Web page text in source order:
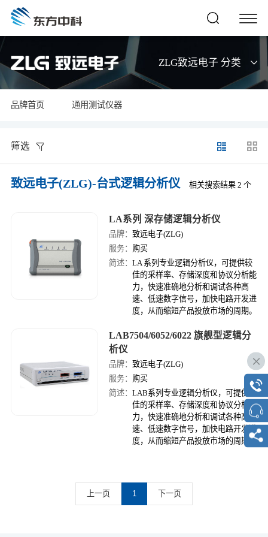
ZLG致远电子 分类
品牌首页 通用测试仪器
筛选
致远电子(ZLG)-台式逻辑分析仪 相关搜索结果 2 个
LA系列 深存储逻辑分析仪
品牌：致远电子(ZLG)
服务： 购买
简述：LA 系列专业逻辑分析仪，可提供较
佳的采样率、存储深度和协议分析能
力，快速准确地分析和调试各种高
速、低速数字信号，加快电路开发进
度，从而缩短产品投放市场的周期。
LAB7504/6052/6022 旗舰型逻辑分
析仪
品牌：致远电子(ZLG)
服务： 购买
简述：LAB系列专业逻辑分析仪，可提供较
佳的采样率、存储深度和协议分析能
力，快速准确地分析和调试各种高
速、低速数字信号，加快电路开发进
度，从而缩短产品投放市场的周期。
上一页 1 下一页